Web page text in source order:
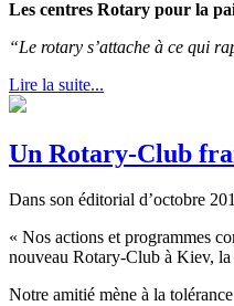
Les centres Rotary pour la
“Le rotary s’attache à ce qui
Lire la suite...
Un Rotary-Club
Dans son éditorial d’octobre
« Nos actions et programmes
nouveau Rotary-Club à Kiev, la
Notre amitié mène à la